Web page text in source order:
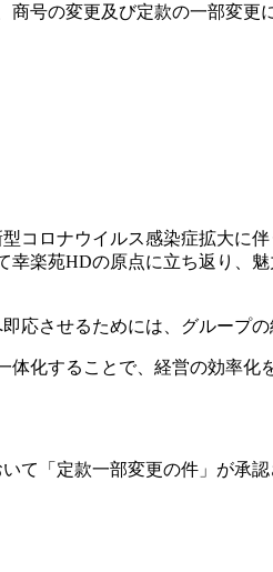
号の変更及び定款の一部変更
コロナウイルス感染症拡大に
楽苑HDの原点に立ち返り、
させるためには、グループ
化することで、経営の効率化
て「定款一部変更の件」が承